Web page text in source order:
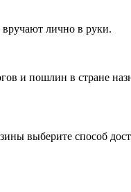
вручают лично в руки.
и пошлин в стране
выберите способ